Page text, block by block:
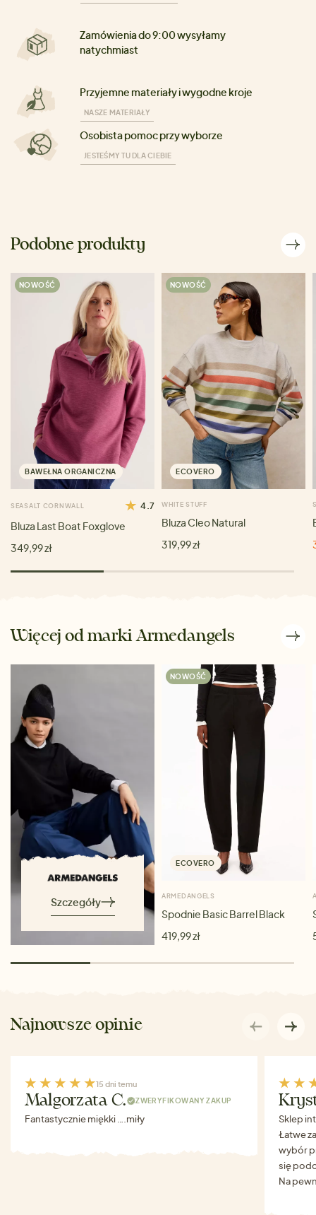
Zamówienia do 9:00 wysyłamy
natychmiast
Przyjemne materiały i wygodne kroje
NASZE MATERIAŁY
Osobista pomoc przy wyborze
JESTEŚMY TU DLA CIEBIE
Podobne produkty
NOWOŚĆ
BAWEŁNA ORGANICZNA
SEASALT CORNWALL 4.7
Bluza Last Boat Foxglove
349,99 zł
NOWOŚĆ
ECOVERO
WHITE STUFF
Bluza Cleo Natural
319,99 zł
Więcej od marki Armedangels
Szczegóły
NOWOŚĆ
ECOVERO
ARMEDANGELS
Spodnie Basic Barrel Black
419,99 zł
Najnowsze opinie
15 dni temu
Malgorzata C. ZWERYFIKOWANY ZAKUP
Fantastycznie miękki ….miły
Sklep
Łatwe
wybór
się
Na